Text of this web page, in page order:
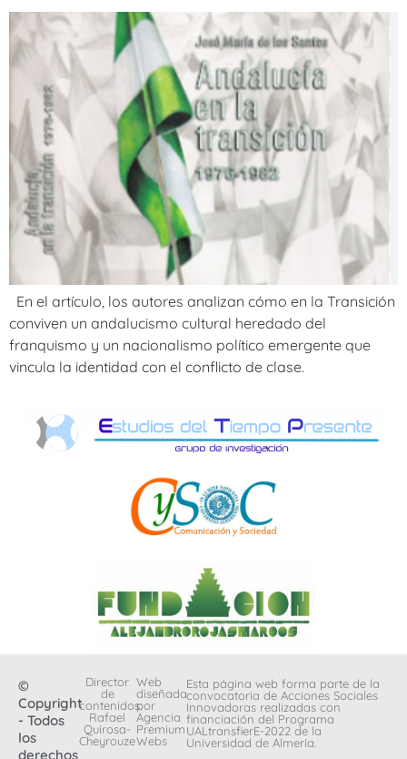
En el artículo, los autores analizan cómo en la Transición
conviven un andalucismo cultural heredado del
franquismo y un nacionalismo político emergente que
vincula la identidad con el conflicto de clase.
©
Copyright
- Todos
los
derechos
Director
de
contenidos:
Rafael
Quirosa-
Cheyrouze
Web
diseñada
por
Agencia
Premium
Webs
Esta página web forma parte de la
convocatoria de Acciones Sociales
Innovadoras realizadas con
financiación del Programa
UALtransfierE-2022 de la
Universidad de Almería.